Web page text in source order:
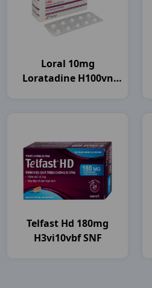
Loral 10mg
Loratadine H100vn
Telfast Hd 180mg
H3vi10vbf SNF